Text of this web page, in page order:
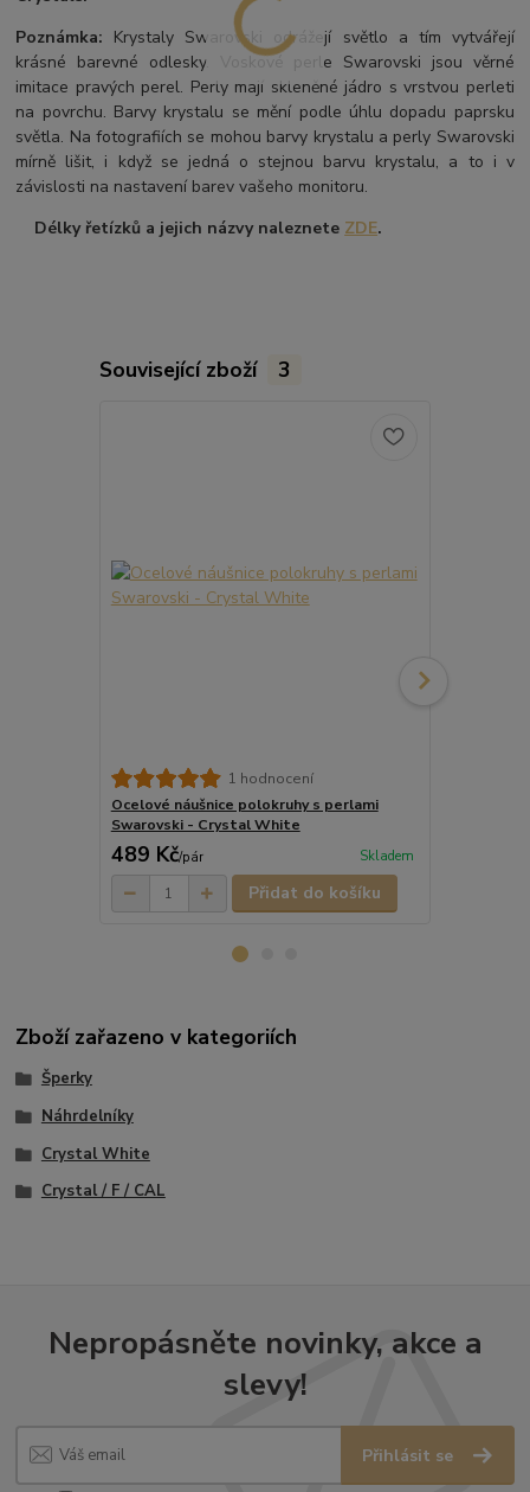
Poznámka: Krystaly Swarovski odrážejí světlo a tím vytvářejí
krásné barevné odlesky. Voskové perle Swarovski jsou věrné
imitace pravých perel. Perly mají skleněné jádro s vrstvou perleti
na povrchu. Barvy krystalu se mění podle úhlu dopadu paprsku
světla. Na fotografiích se mohou barvy krystalu a perly Swarovski
mírně lišit, i když se jedná o stejnou barvu krystalu, a to i v
závislosti na nastavení barev vašeho monitoru.
Délky řetízků a jejich názvy naleznete ZDE.
Související zboží 3
1 hodnocení
Ocelové náušnice polokruhy s perlami
Swarovski - Crystal White
489 Kč/pár Skladem
Přidat do košíku
Zboží zařazeno v kategoriích
Šperky
Náhrdelníky
Crystal White
Crystal / F / CAL
Nepropásněte novinky, akce a
slevy!
Přihlásit se